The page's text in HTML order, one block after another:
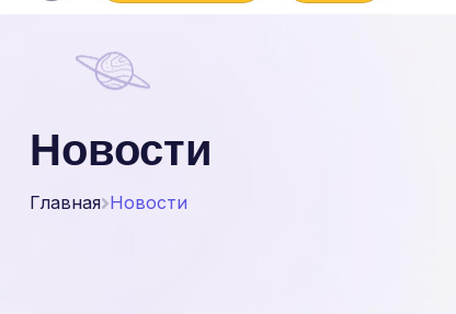
Новости
Главная Новости